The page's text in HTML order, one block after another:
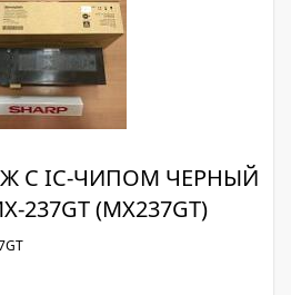
С IC-ЧИПОМ ЧЕРНЫЙ
237GT (MX237GT)